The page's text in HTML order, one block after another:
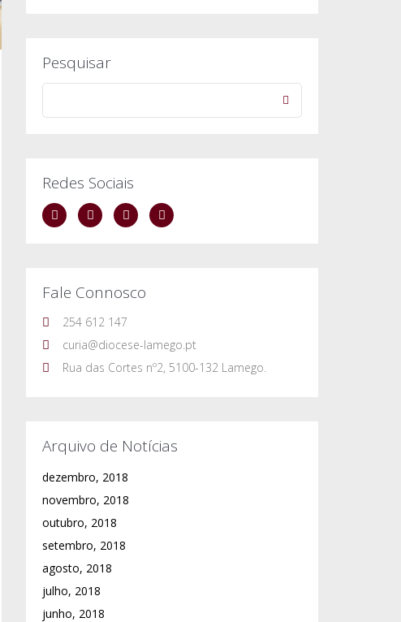
Pesquisar
Redes Sociais
Fale Connosco
254 612 147
curia@diocese-lamego.pt
Rua das Cortes nº2, 5100-132 Lamego.
Arquivo de Notícias
dezembro, 2018
novembro, 2018
outubro, 2018
setembro, 2018
agosto, 2018
julho, 2018
junho, 2018